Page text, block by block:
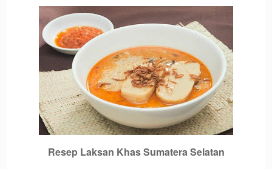
Resep Laksan Khas Sumatera Selatan